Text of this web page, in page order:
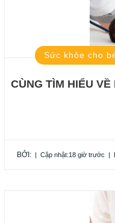
Sức khỏe cho
CÙNG TÌM HIỂU
BỞI: | Cập nhật:18 giờ trước |